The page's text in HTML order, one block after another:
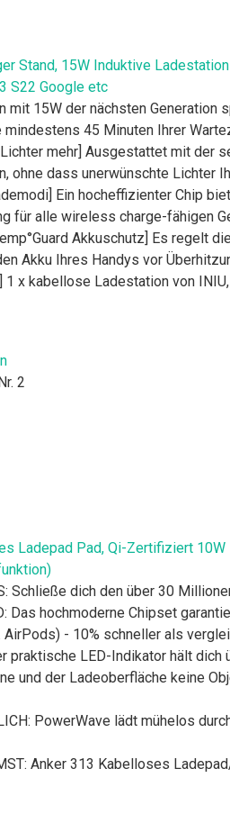
Stand, 15W Induktive
S22 Google etc
mit 15W der nächsten
45 Minuten Ihrer
mehr] Ausgestattet mit der
ohne dass unerwünschte Lichter
Ein hocheffizienter Chip
für alle wireless charge-fähigen
Akkuschutz] Es regelt
Akku Ihres Handys vor
1 x kabellose Ladestation von
2
Ladepad Pad, Qi-Zertifiziert
Schließe dich den über 30
Das hochmoderne Chipset
AirPods) - 10% schneller als
praktische LED-Indikator hält
und der Ladeoberfläche keine
PowerWave lädt mühelos
Anker 313 Kabelloses